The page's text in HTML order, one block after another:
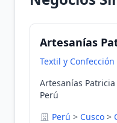
Artesanías
Textil y Confección
Artesanías Patricia
Perú
Perú > Cusco >